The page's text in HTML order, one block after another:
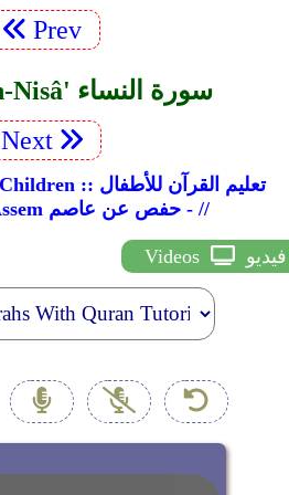
Prev
4. Surah An-Nisâ' سورة النساء
Next
Quran Tutorial For Children :: تعليم القرآن للأطفال
// - Hafs for Assem حفص عن عاصم - //
Videos فيديو